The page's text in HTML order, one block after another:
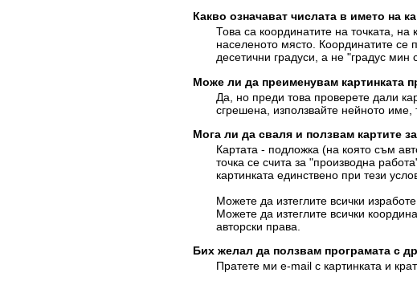
Какво означават числата в името на
Това са координатите на точката,
населеното място. Координатите се
десетични градуси, а не "градус мин
Може ли да преименувам картинката
Да, но преди това проверете дали
сгрешена, използвайте нейното
Мога ли да сваля и ползвам картите
Картата - подложка (на която съм
точка се счита за "производна
картинката единствено при тези
Можете да изтеглите всички
Можете да изтеглите всички
авторски права.
Бих желал да ползвам програмата с
Пратете ми e-mail с картинката и